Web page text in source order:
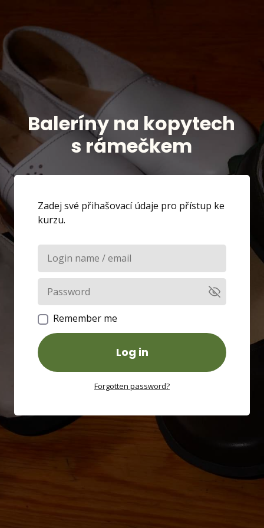
Baleríny na kopytech
s rámečkem
Zadej své přihašovací údaje pro přístup ke
kurzu.
Remember me
Log in
Forgotten password?